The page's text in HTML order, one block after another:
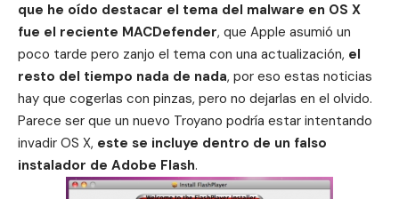
que he oído destacar el tema del malware en OS X
fue el reciente MACDefender, que Apple asumió un
poco tarde pero zanjo el tema con una actualización, el
resto del tiempo nada de nada, por eso estas noticias
hay que cogerlas con pinzas, pero no dejarlas en el olvido.
Parece ser que un nuevo Troyano podría estar intentando
invadir OS X, este se incluye dentro de un falso
instalador de Adobe Flash.